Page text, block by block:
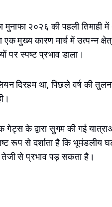
मुनाफा २०२६ की पहली तिमाही
मुख्य कारण मार्च में उत्पन्न
पर स्पष्ट प्रभाव डाला।
दिरहम था, पिछले वर्ष की
के द्वारा सुगम की गई
रूप से दर्शाता है कि भूमंडलीय
तेजी से प्रभाव पड़ सकता है।